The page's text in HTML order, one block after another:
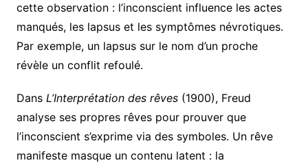
cette observation : l’inconscient influence les actes
manqués, les lapsus et les symptômes névrotiques.
Par exemple, un lapsus sur le nom d’un proche
révèle un conflit refoulé.
Dans L’Interprétation des rêves(1900), Freud
analyse ses propres rêves pour prouver que
l’inconscient s’exprime via des symboles. Un rêve
manifeste masque un contenu latent : la